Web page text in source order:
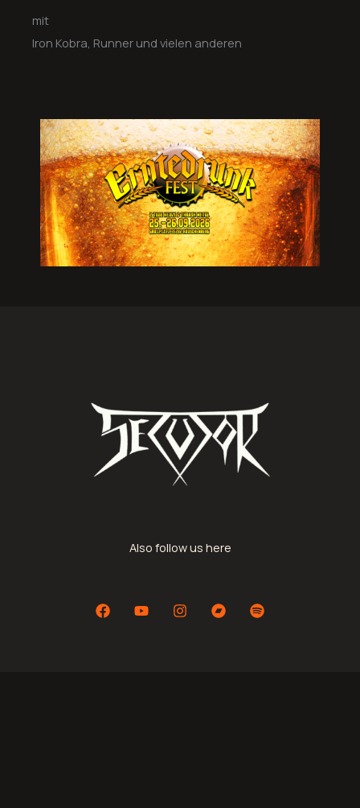
mit
Iron Kobra, Runner und vielen anderen
Also follow us here